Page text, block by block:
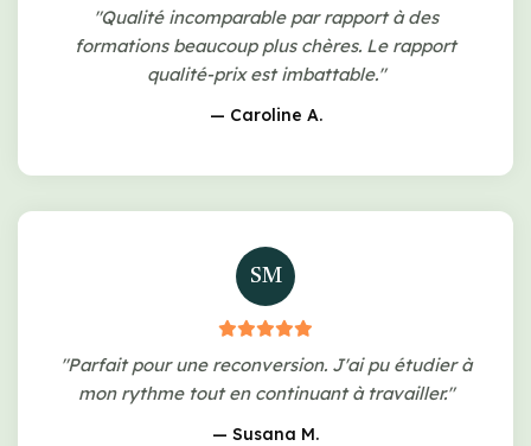
"Qualité incomparable par rapport à des
formations beaucoup plus chères. Le rapport
qualité-prix est imbattable."
— Caroline A.
SM
"Parfait pour une reconversion. J'ai pu étudier à
mon rythme tout en continuant à travailler."
— Susana M.